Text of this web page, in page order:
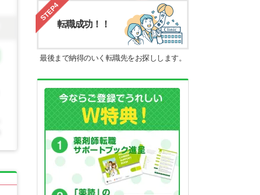
STEP4
転職成功！！
最後まで納得のいく転職先をお探しします。